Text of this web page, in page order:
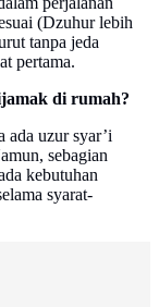
(Dzuhur lebih
tanpa jeda
pertama.
di rumah?
ada uzur syar’i
sebagian
kebutuhan
syarat-